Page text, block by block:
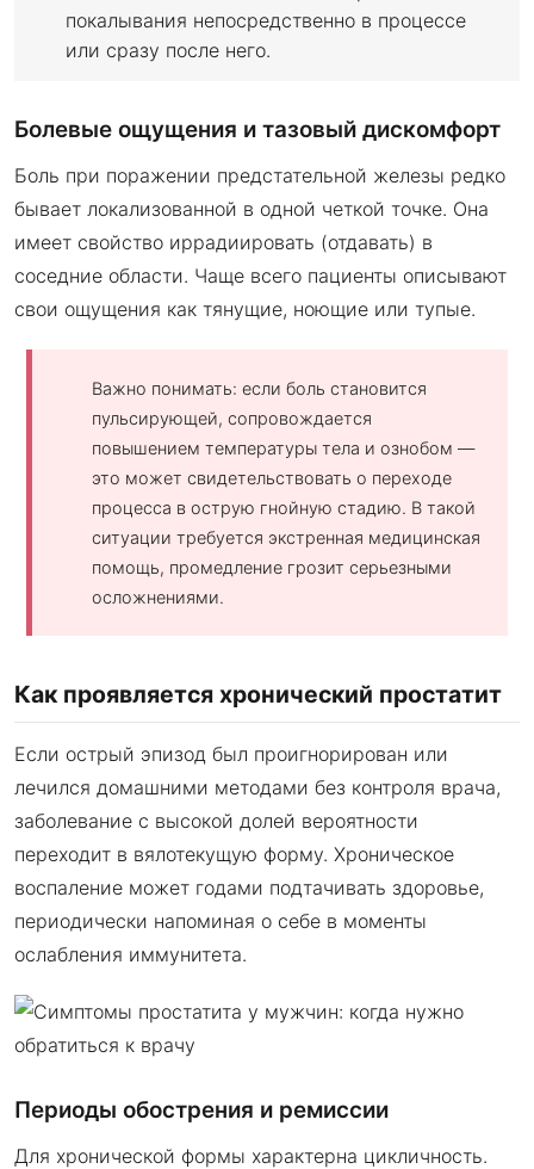
покалывания непосредственно в процессе
или сразу после него.
Болевые ощущения и тазовый дискомфорт
Боль при поражении предстательной железы редко
бывает локализованной в одной четкой точке. Она
имеет свойство иррадиировать (отдавать) в
соседние области. Чаще всего пациенты описывают
свои ощущения как тянущие, ноющие или тупые.
Важно понимать: если боль становится
пульсирующей, сопровождается
повышением температуры тела и ознобом —
это может свидетельствовать о переходе
процесса в острую гнойную стадию. В такой
ситуации требуется экстренная медицинская
помощь, промедление грозит серьезными
осложнениями.
Как проявляется хронический простатит
Если острый эпизод был проигнорирован или
лечился домашними методами без контроля врача,
заболевание с высокой долей вероятности
переходит в вялотекущую форму. Хроническое
воспаление может годами подтачивать здоровье,
периодически напоминая о себе в моменты
ослабления иммунитета.
Периоды обострения и ремиссии
Для хронической формы характерна цикличность.